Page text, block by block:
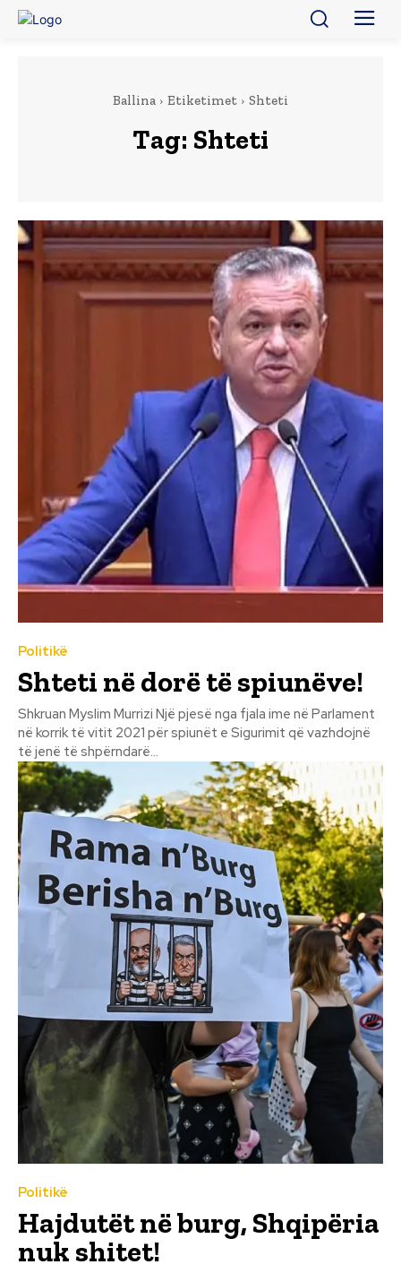
Ballina Etiketimet Shteti
Tag: Shteti
Politikë
Shteti në dorë të spiunëve!
Shkruan Myslim Murrizi Një pjesë nga fjala ime në Parlament
në korrik të vitit 2021 për spiunët e Sigurimit që vazhdojnë
të jenë të shpërndarë...
Politikë
Hajdutët në burg, Shqipëria
nuk shitet!